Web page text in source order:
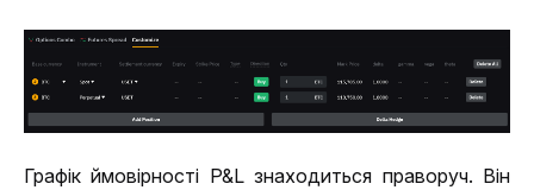
Графік ймовірності P&L знаходиться праворуч. Він